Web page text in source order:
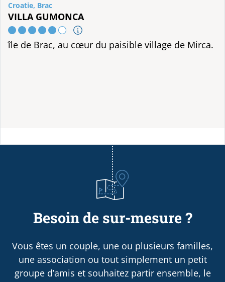
Croatie, Brac
VILLA GUMONCA
île de Brac, au cœur du paisible village de Mirca.
Besoin de sur-mesure ?
Vous êtes un couple, une ou plusieurs familles,
une association ou tout simplement un petit
groupe d’amis et souhaitez partir ensemble, le